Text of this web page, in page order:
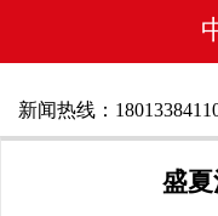
新闻热线：
盛